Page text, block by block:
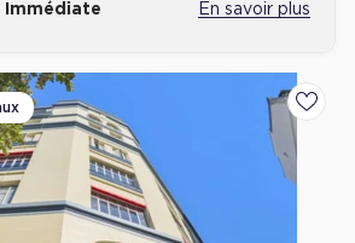
Immédiate En savoir plus